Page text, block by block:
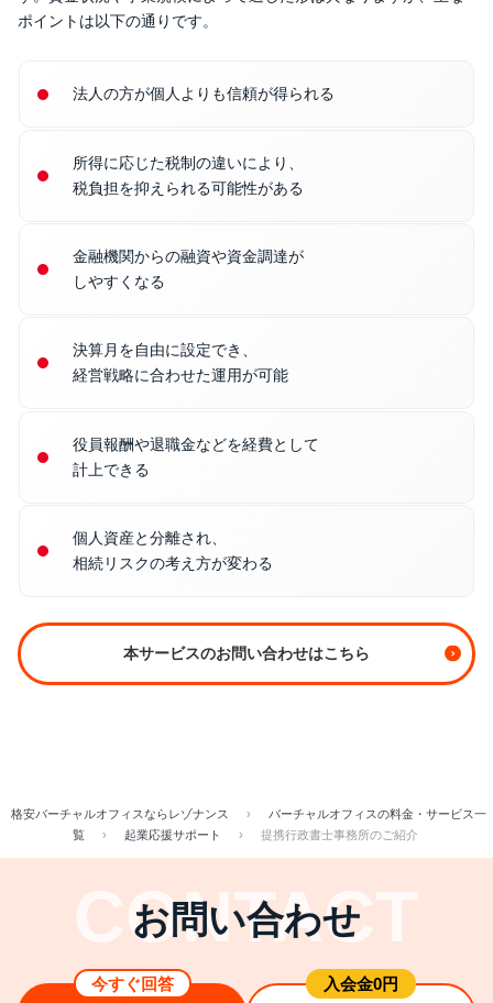
ポイントは以下の通りです。
法人の方が個人よりも信頼が得られる
所得に応じた税制の違いにより、
税負担を抑えられる可能性がある
金融機関からの融資や資金調達が
しやすくなる
決算月を自由に設定でき、
経営戦略に合わせた運用が可能
役員報酬や退職金などを経費として
計上できる
個人資産と分離され、
相続リスクの考え方が変わる
本サービスのお問い合わせはこちら
格安バーチャルオフィスならレゾナンス ›
バーチャルオフィスの料金・サービス一
覧
› 起業応援サポート › 提携行政書士事務所のご紹介
お問い合わせ
今すぐ回答 ⼊会⾦0円